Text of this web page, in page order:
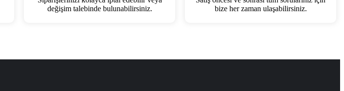
değişim talebinde bulunabilirsiniz.
bize her zaman ulaşabilirsiniz.